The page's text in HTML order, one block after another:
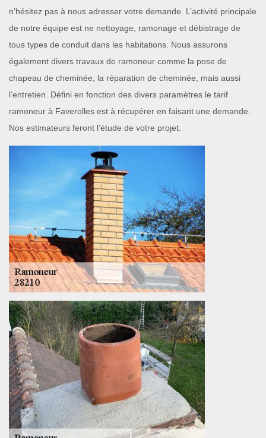
n’hésitez pas à nous adresser votre demande. L’activité principale
de notre équipe est ne nettoyage, ramonage et débistrage de
tous types de conduit dans les habitations. Nous assurons
également divers travaux de ramoneur comme la pose de
chapeau de cheminée, la réparation de cheminée, mais aussi
l’entretien. Défini en fonction des divers paramètres le tarif
ramoneur à Faverolles est à récupérer en faisant une demande.
Nos estimateurs feront l’étude de votre projet.